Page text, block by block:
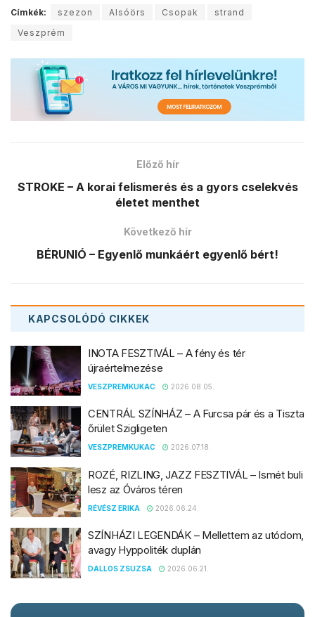
Címkék: szezon Alsóörs Csopak
strand
Veszprém
Előző hír
STROKE – A korai felismerés és a gyors cselekvés
életet menthet
Következő hír
BÉRUNIÓ – Egyenlő munkáért egyenlő bért!
KAPCSOLÓDÓ CIKKEK
INOTA FESZTIVÁL – A fény és tér
újraértelmezése
VESZPREMKUKAC 2026.08.05.
CENTRÁL SZÍNHÁZ – A Furcsa pár és a Tiszta
őrület Szigligeten
VESZPREMKUKAC 2026.07.18.
ROZÉ, RIZLING, JAZZ FESZTIVÁL – Ismét buli
lesz az Óváros téren
RÉVÉSZ ERIKA 2026.06.24.
SZÍNHÁZI LEGENDÁK – Mellettem az utódom,
avagy Hyppoliték duplán
DALLOS ZSUZSA 2026.06.21.